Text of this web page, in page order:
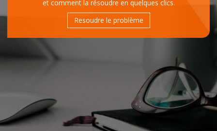
et comment la résoudre en quelques clics.
Resoudre le problème